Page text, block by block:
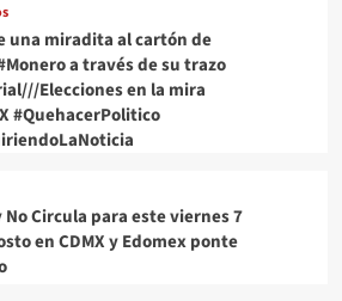
una miradita al cartón de
a través de su trazo
Elecciones en la mira
#QuehacerPolitico
No Circula para este viernes 7
en CDMX y Edomex ponte